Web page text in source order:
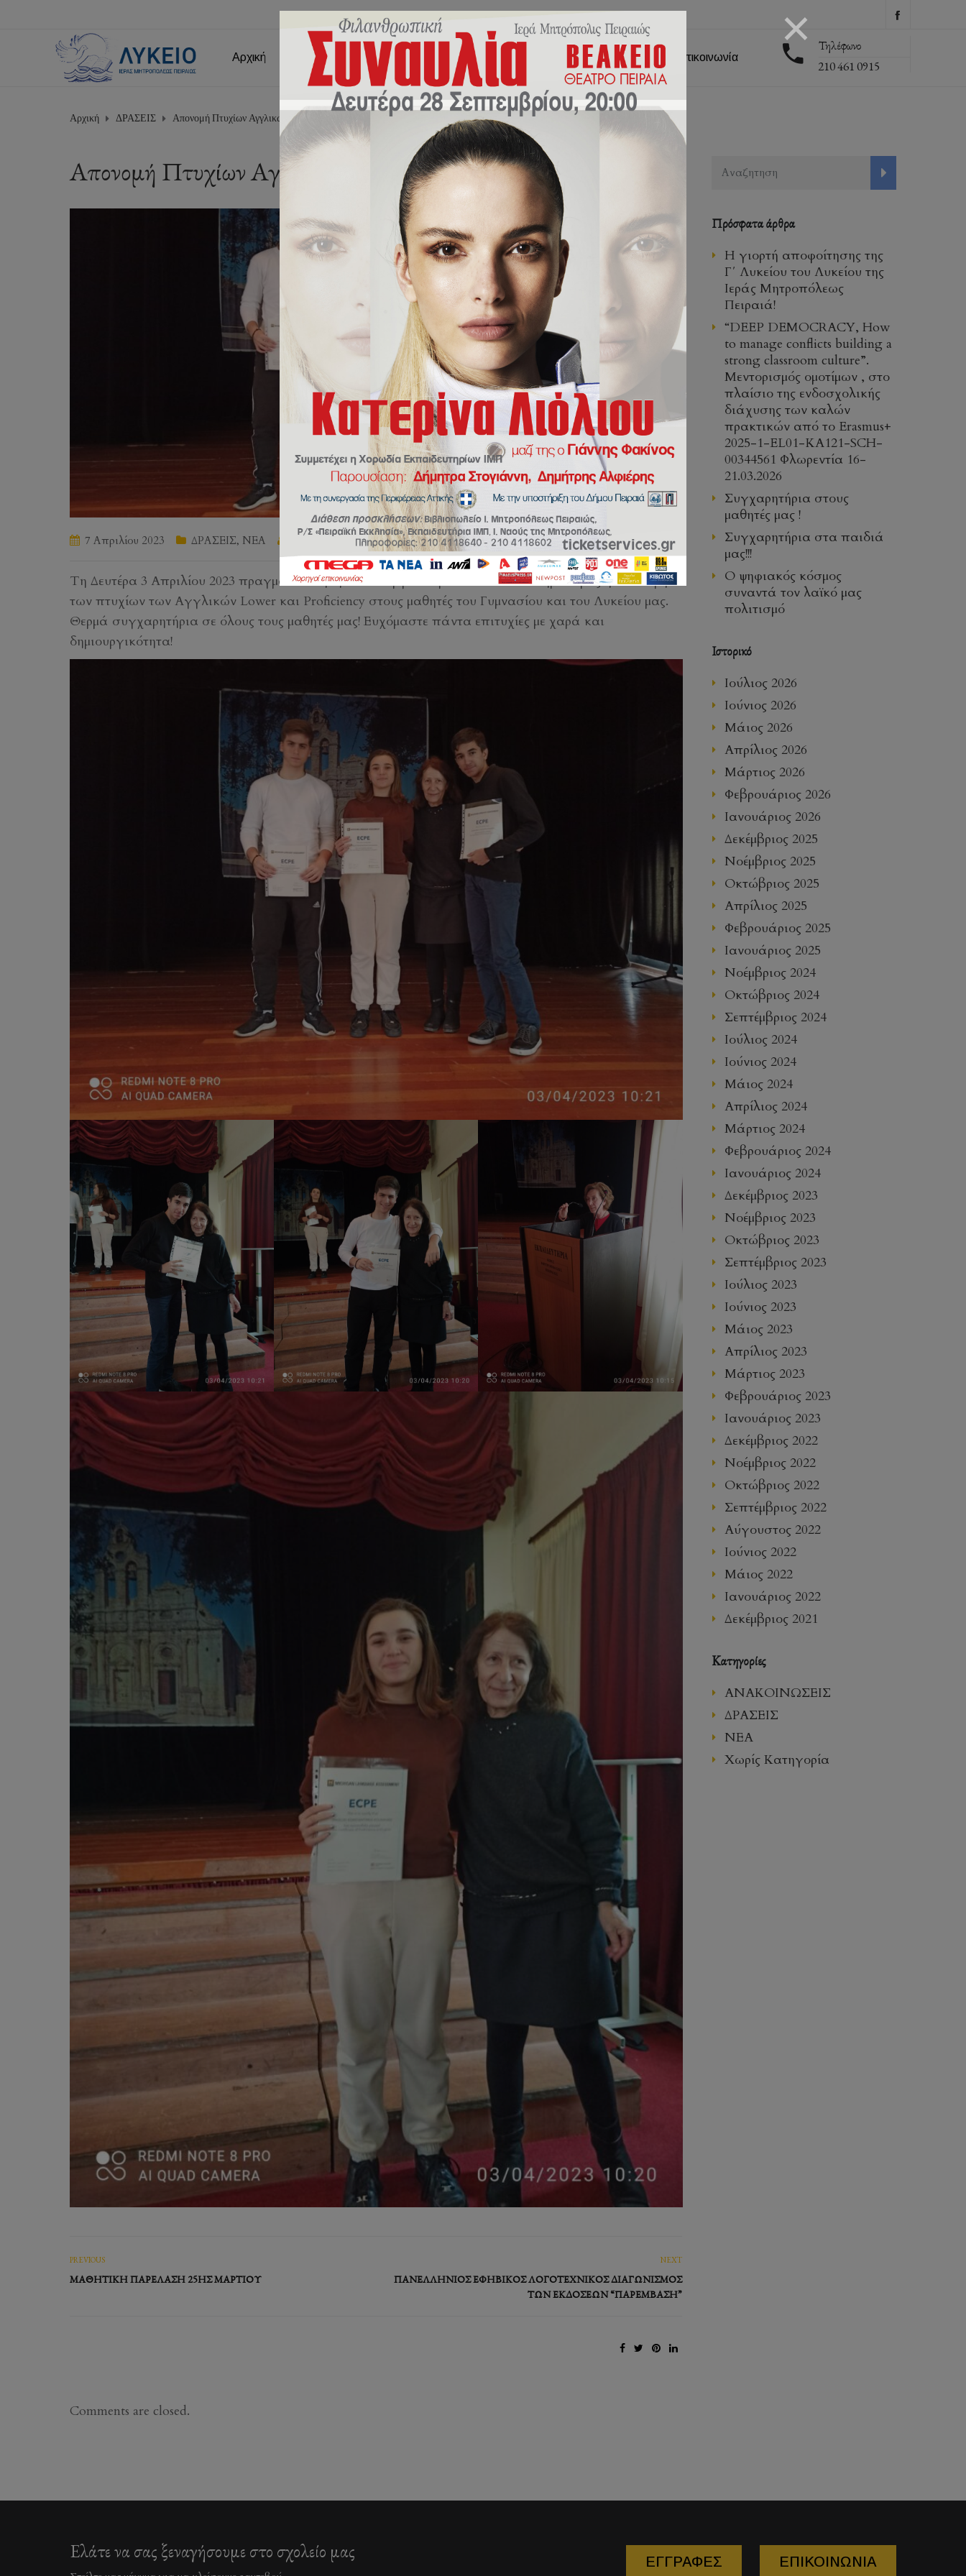
Αρχική Εκπαιδευτικό Πρόγραμμα Νέα/Δράσεις Επικοινωνία
Τηλέφωνο
210 461 0915
Αρχική ΔΡΑΣΕΙΣ Απονομή Πτυχίων Αγγλικών
Απονομή Πτυχίων Αγγλικών
7 Απριλίου 2023 ΔΡΑΣΕΙΣ, ΝΕΑ Ευάγγελος Γιακουμόγλου
Τη Δευτέρα 3 Απριλίου 2023 πραγματοποιήθηκε στο αμφιθέατρο των εκπαιδευτηρίων μας η απονομή
των πτυχίων των Αγγλικών Lower και Proficiency στους μαθητές του Γυμνασίου και του Λυκείου μας.
Θερμά συγχαρητήρια σε όλους τους μαθητές μας! Ευχόμαστε πάντα επιτυχίες με χαρά και
δημιουργικότητα!
PREVIOUS
ΜΑΘΗΤΙΚΉ ΠΑΡΈΛΑΣΗ 25ΗΣ ΜΑΡΤΊΟΥ
NEXT
ΠΑΝΕΛΛΉΝΙΟΣ ΕΦΗΒΙΚΌΣ ΛΟΓΟΤΕΧΝΙΚΌΣ ΔΙΑΓΩΝΙΣΜΌΣ
ΤΩΝ ΕΚΔΌΣΕΩΝ “ΠΑΡΈΜΒΑΣΗ”
Comments are closed.
Πρόσφατα άρθρα
Η γιορτή αποφοίτησης της
Γ΄ Λυκείου του Λυκείου της
Ιεράς Μητροπόλεως
Πειραιά!
“DEEP DEMOCRACY, How
to manage conflicts building a
strong classroom culture”.
Μεντορισμός ομοτίμων , στο
πλαίσιο της ενδοσχολικής
διάχυσης των καλών
πρακτικών από το Erasmus+
2025-1-EL01-KA121-SCH-
00344561 Φλωρεντία 16-
21.03.2026
Συγχαρητήρια στους
μαθητές μας !
Συγχαρητήρια στα παιδιά
μας!!!
Ο ψηφιακός κόσμος
συναντά τον λαϊκό μας
πολιτισμό
Ιστορικό
Ιούλιος 2026
Ιούνιος 2026
Μάιος 2026
Απρίλιος 2026
Μάρτιος 2026
Φεβρουάριος 2026
Ιανουάριος 2026
Δεκέμβριος 2025
Νοέμβριος 2025
Οκτώβριος 2025
Απρίλιος 2025
Φεβρουάριος 2025
Ιανουάριος 2025
Νοέμβριος 2024
Οκτώβριος 2024
Σεπτέμβριος 2024
Ιούλιος 2024
Ιούνιος 2024
Μάιος 2024
Απρίλιος 2024
Μάρτιος 2024
Φεβρουάριος 2024
Ιανουάριος 2024
Δεκέμβριος 2023
Νοέμβριος 2023
Οκτώβριος 2023
Σεπτέμβριος 2023
Ιούλιος 2023
Ιούνιος 2023
Μάιος 2023
Απρίλιος 2023
Μάρτιος 2023
Φεβρουάριος 2023
Ιανουάριος 2023
Δεκέμβριος 2022
Νοέμβριος 2022
Οκτώβριος 2022
Σεπτέμβριος 2022
Αύγουστος 2022
Ιούνιος 2022
Μάιος 2022
Ιανουάριος 2022
Δεκέμβριος 2021
Kατηγορίες
ΑΝΑΚΟΙΝΩΣΕΙΣ
ΔΡΑΣΕΙΣ
ΝΕΑ
Χωρίς Κατηγορία
Ελάτε να σας ξεναγήσουμε στο σχολείο μας ΕΠΙΚΟΙΝΩΝΙΑ
ΕΓΓΡΑΦΕΣ